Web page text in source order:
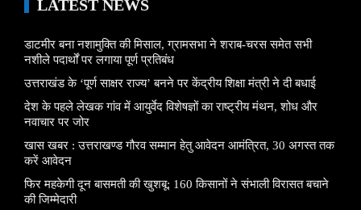
LATEST NEWS
डाटमीर बना नशामुक्ति की मिसाल, ग्रामसभा ने शराब-चरस समेत सभी
नशीले पदार्थों पर लगाया पूर्ण प्रतिबंध
उत्तराखंड के ‘पूर्ण साक्षर राज्य’ बनने पर केंद्रीय शिक्षा मंत्री ने दी बधाई
देश के पहले लेखक गांव में आयुर्वेद विशेषज्ञों का राष्ट्रीय मंथन, शोध और
नवाचार पर जोर
खास खबर : उत्तराखण्ड गौरव सम्मान हेतु आवेदन आमंत्रित, 30 अगस्त तक
करें आवेदन
फिर महकेगी दून बासमती की खुशबू: 160 किसानों ने संभाली विरासत बचाने
की जिम्मेदारी